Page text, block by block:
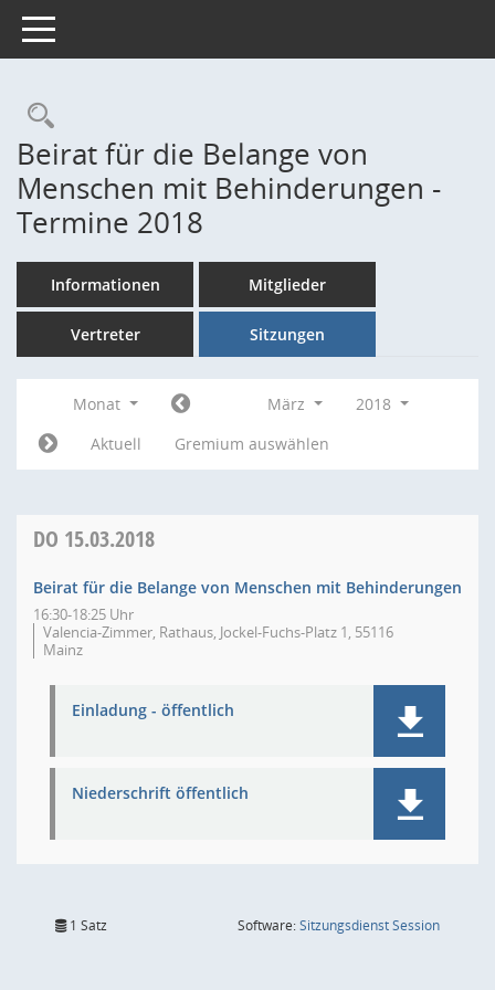
Toggle navigation
Rechercheauswahl
Beirat für die Belange von
Menschen mit Behinderungen -
Termine 2018
Informationen Mitglieder
Vertreter Sitzungen
Monat März
2018
Aktuell
Gremium auswählen
DO 15.03.2018
Beirat für die Belange von Menschen mit Behinderungen
16:30-18:25 Uhr
Valencia-Zimmer, Rathaus, Jockel-Fuchs-Platz 1, 55116
Mainz
Einladung - öffentlich
Niederschrift öffentlich
1 Satz Software:SitzungsdienstSession(Wird in